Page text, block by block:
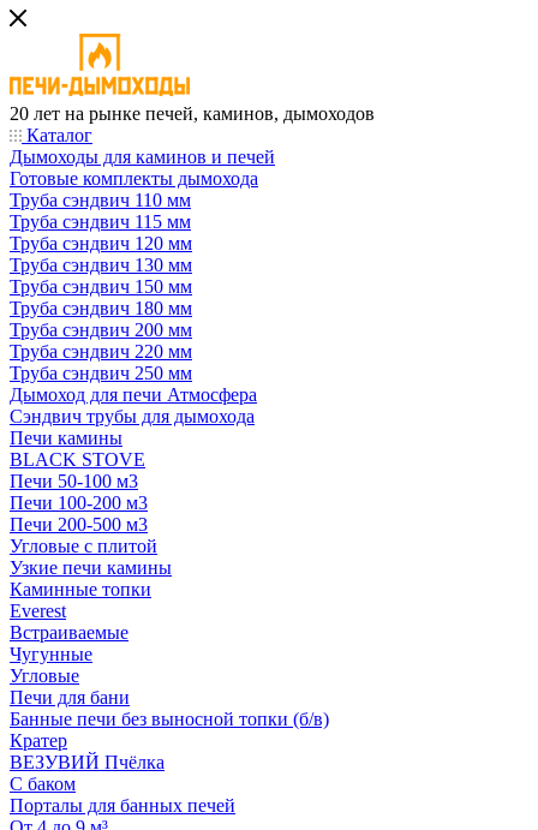
20 лет на рынке печей, каминов, дымоходов
Каталог
Дымоходы для каминов и печей
Готовые комплекты дымохода
Труба сэндвич 110 мм
Труба сэндвич 115 мм
Труба сэндвич 120 мм
Труба сэндвич 130 мм
Труба сэндвич 150 мм
Труба сэндвич 180 мм
Труба сэндвич 200 мм
Труба сэндвич 220 мм
Труба сэндвич 250 мм
Дымоход для печи Атмосфера
Сэндвич трубы для дымохода
Печи камины
BLACK STOVE
Печи 50-100 м3
Печи 100-200 м3
Печи 200-500 м3
Угловые с плитой
Узкие печи камины
Каминные топки
Everest
Встраиваемые
Чугунные
Угловые
Печи для бани
Банные печи без выносной топки (б/в)
Кратер
ВЕЗУВИЙ Пчёлка
С баком
Порталы для банных печей